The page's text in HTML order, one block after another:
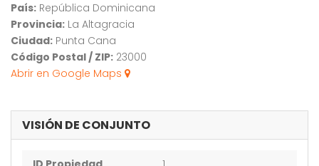
País: República Dominicana
Provincia: La Altagracia
Ciudad: Punta Cana
Código Postal / ZIP: 23000
Abrir en Google Maps
VISIÓN DE CONJUNTO